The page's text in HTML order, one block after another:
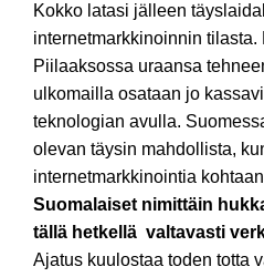
Kokko latasi jälleen
internetmarkkinoinnin
Piilaaksossa uraansa
ulkomailla osataan jo
teknologian avulla.
olevan täysin mahdollista,
internetmarkkinointia
Suomalaiset nimittäin
tällä hetkellä valtavasti
Ajatus kuulostaa toden totta